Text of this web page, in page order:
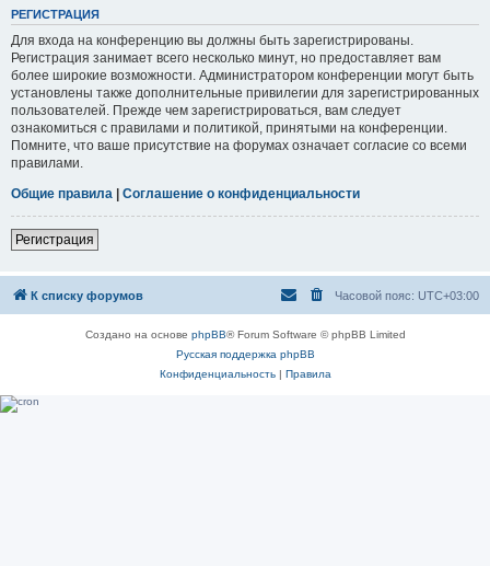
РЕГИСТРАЦИЯ
Для входа на конференцию вы должны быть зарегистрированы.
Регистрация занимает всего несколько минут, но предоставляет вам
более широкие возможности. Администратором конференции могут быть
установлены также дополнительные привилегии для зарегистрированных
пользователей. Прежде чем зарегистрироваться, вам следует
ознакомиться с правилами и политикой, принятыми на конференции.
Помните, что ваше присутствие на форумах означает согласие со всеми
правилами.
Общие правила | Соглашение о конфиденциальности
Регистрация
К списку форумов Часовой пояс: UTC+03:00
Создано на основе phpBB® Forum Software © phpBB Limited
Русская поддержка phpBB
Конфиденциальность| Правила